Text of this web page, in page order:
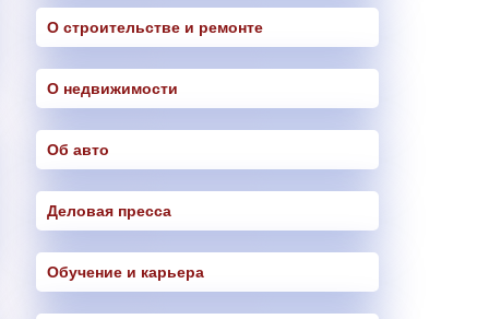
О строительстве и ремонте
О недвижимости
Об авто
Деловая пресса
Обучение и карьера